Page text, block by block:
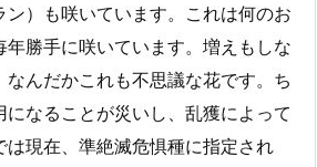
ン）も咲いています。これは何のお
勝手に咲いています。増えもしな
んだかこれも不思議な花です。ち
になることが災いし、乱獲によって
は現在、準絶滅危惧種に指定され